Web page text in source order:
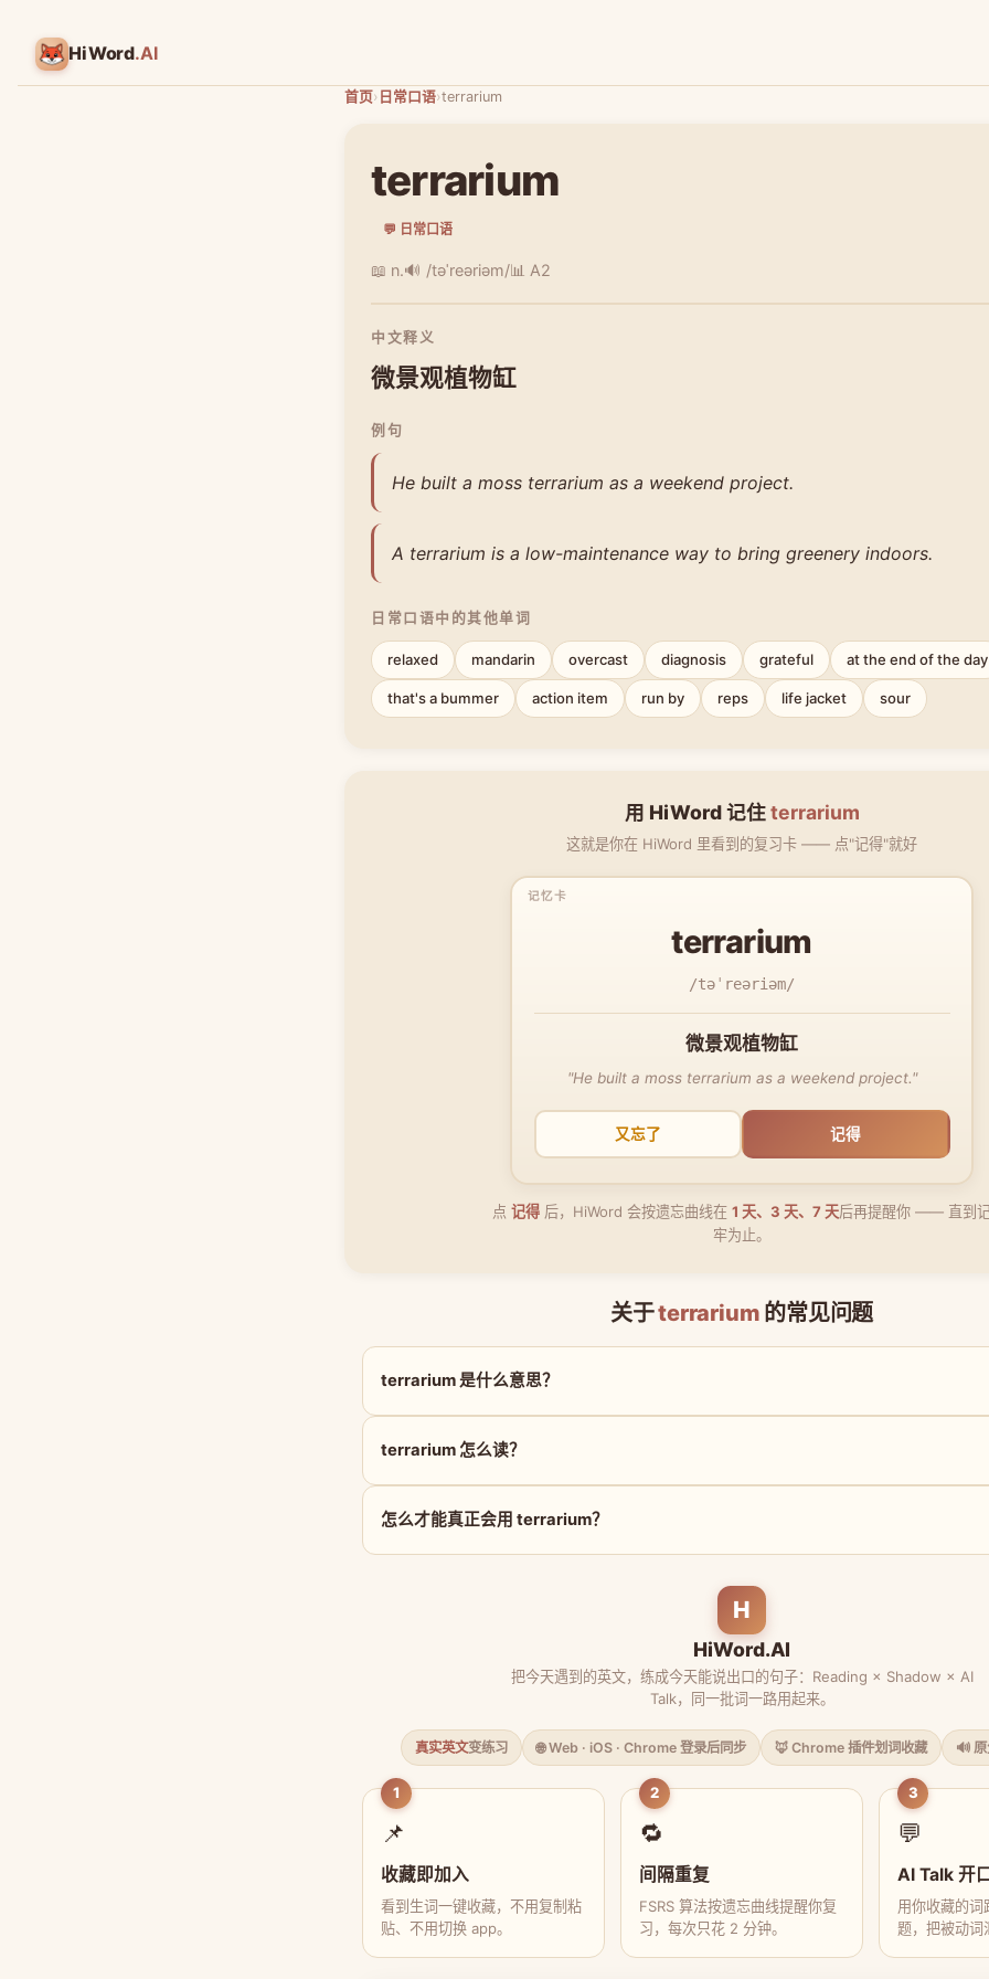
HiWord.AI
首页› 日常口语›terrarium
terrarium
💬 日常口语
📖 n.🔊 /təˈreəriəm/📊 A2
中文释义
微景观植物缸
例句
He built a moss terrarium as a weekend project.
A terrarium is a low-maintenance way to bring greenery indoors.
日常口语中的其他单词
relaxed mandarin overcast diagnosis grateful at the end of the day
that's a bummer action item run by reps life jacket sour
用 HiWord 记住terrarium
这就是你在 HiWord 里看到的复习卡 —— 点"记得"就好
terrarium
/təˈreəriəm/
微景观植物缸
"He built a moss terrarium as a weekend project."
又忘了 记得
点 记得 后，HiWord 会按遗忘曲线在 1 天、3 天、7 天后再提醒你 —— 直到
牢为止。
关于terrarium 的常见问题
terrarium 是什么意思？
terrarium 怎么读？
怎么才能真正会用 terrarium？
H
HiWord.AI
把今天遇到的英文，练成今天能说出口的句子：Reading × Shadow × AI
Talk，同一批词一路用起来。
真实英文变练习 🌐 Web · iOS · Chrome 登录后同步 🦊 Chrome 插件划词收藏 🔊
1
📌
收藏即加入
看到生词一键收藏，不用复制粘
贴、不用切换 app。
2
🔁
间隔重复
FSRS 算法按遗忘曲线提醒你复
习，每次只花 2 分钟。
3
💬
AI Talk 开
用你收藏的词
题，把被动词